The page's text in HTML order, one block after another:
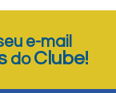
e-mail
doClube!